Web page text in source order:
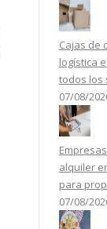
Cajas de
logística
todos los
07/08/
alquiler
para
07/08/